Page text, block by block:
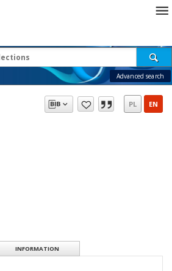
Advanced search
PL EN
INFORMATION